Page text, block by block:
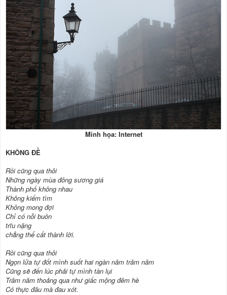
Minh họa: Internet
KHÔNG ĐỀ
Rồi cũng qua thôi
Những ngày mùa đông sương giá
Thành phố không nhau
Không kiếm tìm
Không mong đợi
Chỉ có nỗi buồn
trĩu nặng
chẳng thể cất thành lời.
Rồi cũng qua thôi
Ngọn lửa tự đốt mình suốt hai ngàn năm trăm năm
Cũng sẽ đến lúc phải tự mình tàn lụi
Trăm năm thoảng qua như giấc mộng đêm hè
Có thực đâu mà đau xót.